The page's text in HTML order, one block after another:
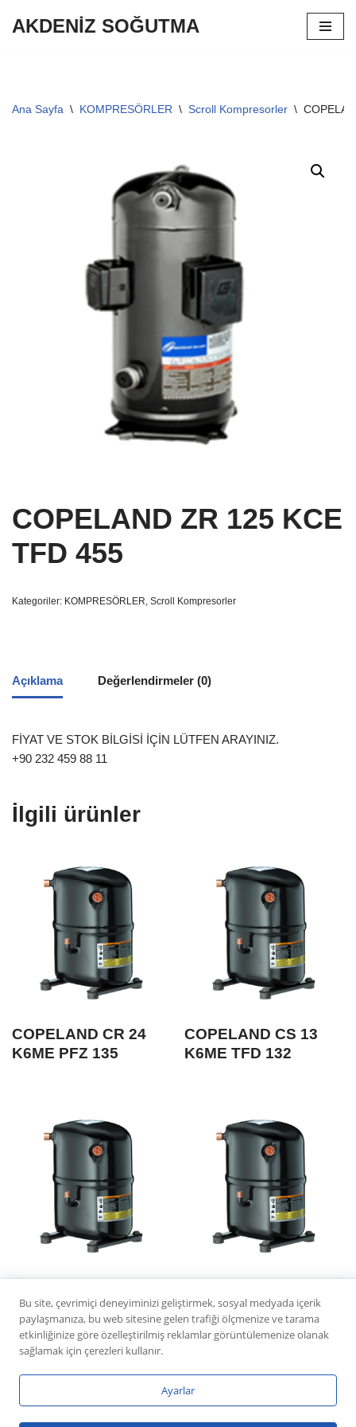
AKDENİZ SOĞUTMA
Ana Sayfa \ KOMPRESÖRLER \ Scroll Kompresorler \
COPELAND ZR 125 KCE
TFD 455
Kategoriler: KOMPRESÖRLER, Scroll Kompresorler
Açıklama Değerlendirmeler (0)
FİYAT VE STOK BİLGİSİ İÇİN LÜTFEN ARAYINIZ.
+90 232 459 88 11
İlgili ürünler
COPELAND CR 24
K6ME PFZ 135
COPELAND CS 13
K6ME TFD 132
K6ME TFD 132
K6ME TFM 132
Bu site, çevrimiçi deneyiminizi geliştirmek, sosyal medyada içerik
paylaşmanıza, bu web sitesine gelen trafiği ölçmenize ve tarama
etkinliğinize göre özelleştirilmiş reklamlar görüntülemenize olanak
sağlamak için çerezleri kullanır.
Ayarlar